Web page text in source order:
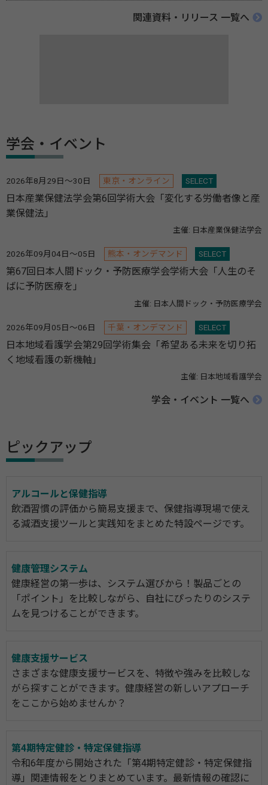
関連資料・リリース 一覧へ
学会・イベント
2026年8月29日～30日 東京・オンライン SELECT
日本産業保健法学会第6回学術大会「変化する労働者像と産
業保健法」
主催: 日本産業保健法学会
2026年09月04日～05日 熊本・オンデマンド SELECT
第67回日本人間ドック・予防医療学会学術大会「人生のそ
ばに予防医療を」
主催: 日本人間ドック・予防医療学会
2026年09月05日～06日 千葉・オンデマンド SELECT
日本地域看護学会第29回学術集会「希望ある未来を切り拓
く地域看護の新機軸」
主催: 日本地域看護学会
学会・イベント 一覧へ
ピックアップ
アルコールと保健指導
飲酒習慣の評価から簡易支援まで、保健指導現場で使え
る減酒支援ツールと実践知をまとめた特設ページです。
健康管理システム
健康経営の第一歩は、システム選びから！製品ごとの
「ポイント」を比較しながら、自社にぴったりのシステ
ムを見つけることができます。
健康支援サービス
さまざまな健康支援サービスを、特徴や強みを比較しな
がら探すことができます。健康経営の新しいアプローチ
をここから始めませんか？
第4期特定健診・特定保健指導
令和6年度から開始された「第4期特定健診・特定保健指
導」関連情報をとりまとめています。最新情報の確認に